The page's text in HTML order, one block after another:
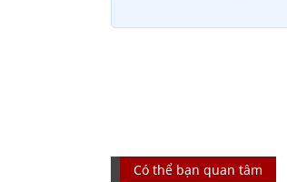
Có thể bạn quan tâm